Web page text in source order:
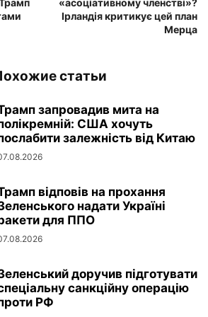
Ірландія критикує цей план
Мерца
статьи
запровадив мита на
США хочуть
залежність від Китаю
відповів на прохання
надати Україні
для ППО
доручив підготувати
санкційну операцію
РФ